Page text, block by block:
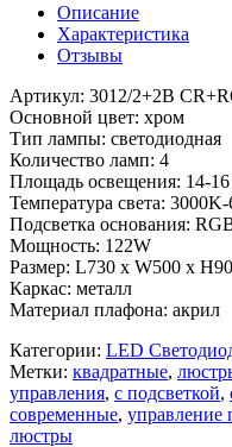
Описание
Характеристика
Отзывы
Артикул: 3012/2+2B
Основной цвет: хром
Тип лампы: светодиодная
Количество ламп: 4
Площадь освещения: 14-16
Температура света:
Подсветка основания:
Мощность: 122W
Размер: L730 x W500 x H90
Каркас: металл
Материал плафона: акрил
Категории: LED
Метки: квадратные,
управления, с подсветкой,
современные, управление
люстры